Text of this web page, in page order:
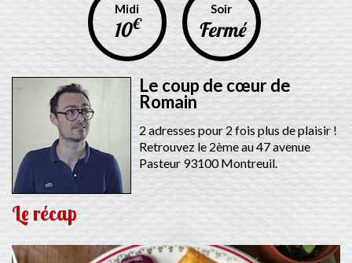
Midi
10€
Soir
Fermé
Le coup de cœur de
Romain
2 adresses pour 2 fois plus de plaisir !
Retrouvez le 2ème au 47 avenue
Pasteur 93100 Montreuil.
Le récap